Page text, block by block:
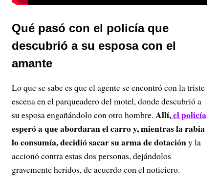
Qué pasó con el policía que
descubrió a su esposa con el
amante
Lo que se sabe es que el agente se encontró con la triste
escena en el parqueadero del motel, donde descubrió a
su esposa engañándolo con otro hombre. Allí,el policía
esperó a que abordaran el carro y, mientras la rabia
lo consumía, decidió sacar su arma de dotacióny la
accionó contra estas dos personas, dejándolos
gravemente heridos, de acuerdo con el noticiero.